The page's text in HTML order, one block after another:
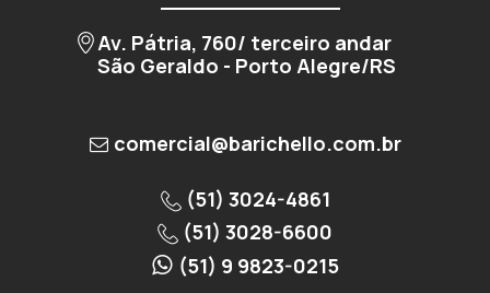
Av. Pátria, 760/ terceiro andar
São Geraldo - Porto Alegre/RS
comercial@barichello.com.br
(51) 3024-4861
(51) 3028-6600
(51) 9 9823-0215